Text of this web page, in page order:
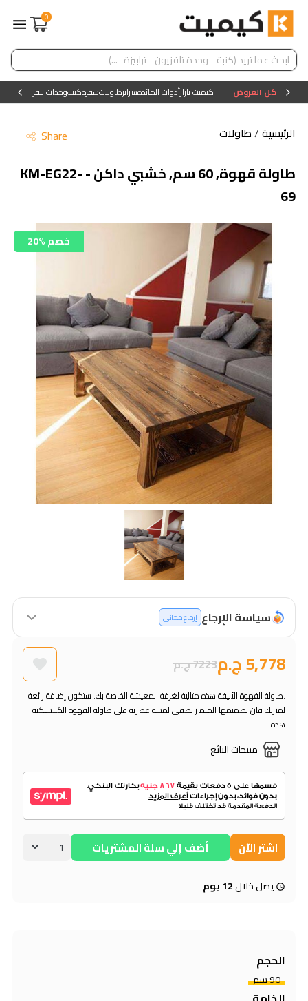
0
كل العروض كيميت بازارأدوات المائدةسرايرطاولاتسفرةكنبوحدات تلفزيون
الرئيسية/طاولات Share
طاولة قهوة, 60 سم, خشبي داكن - KM-EG22-
69
20% خصم
سياسة الإرجاع إرجاع مجاني
5,778 ج.م 7223 ج.م
منتجات البائع
.طاولة القهوة الأنيقة هذه مثالية لغرفة المعيشة الخاصة بك. ستكون إضافة رائعة
لمنزلك فان تصميمها المتميز يضفي لمسة عصرية على طاولة القهوة الكلاسيكية
هذه
اشتر الآن أضف إلي سلة المشتريات
يصل خلال12 يوم
الحجم
90 سم